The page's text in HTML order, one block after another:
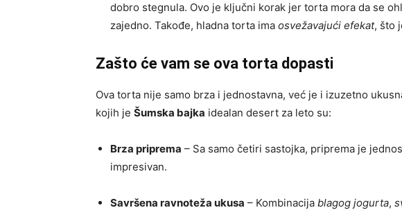
dobro stegnula. Ovo je ključni korak jer torta mora da se
zajedno. Takođe, hladna torta ima osvežavajući efekat, što
Zašto će vam se ova torta dopasti
Ova torta nije samo brza i jednostavna, već je i izuzetno
kojih je Šumska bajka idealan desert za leto su:
Brza priprema – Sa samo četiri sastojka, priprema je
impresivan.
Savršena ravnoteža ukusa – Kombinacija blagog jogurta,